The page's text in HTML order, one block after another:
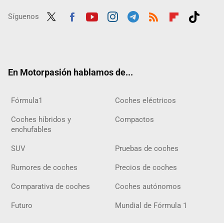
Síguenos
En Motorpasión hablamos de...
Fórmula1 Coches eléctricos
Coches híbridos y
enchufables
Compactos
SUV Pruebas de coches
Rumores de coches Precios de coches
Comparativa de coches Coches autónomos
Futuro Mundial de Fórmula 1